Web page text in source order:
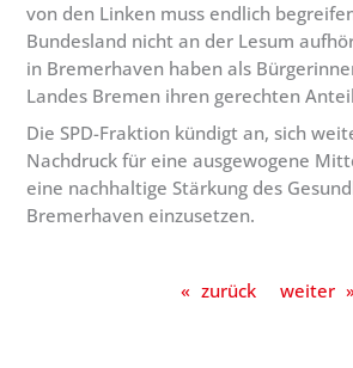
von den Linken muss endlich
Bundesland nicht an der Lesum
in Bremerhaven haben als
Landes Bremen ihren gerechten
Die SPD-Fraktion kündigt an, sich
Nachdruck für eine ausgewogene
eine nachhaltige Stärkung des
Bremerhaven einzusetzen.
« zurück weiter »